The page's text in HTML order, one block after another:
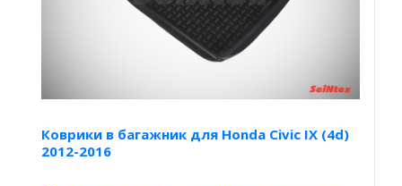
Коврики в багажник для Honda Civic IX (4d)
2012-2016